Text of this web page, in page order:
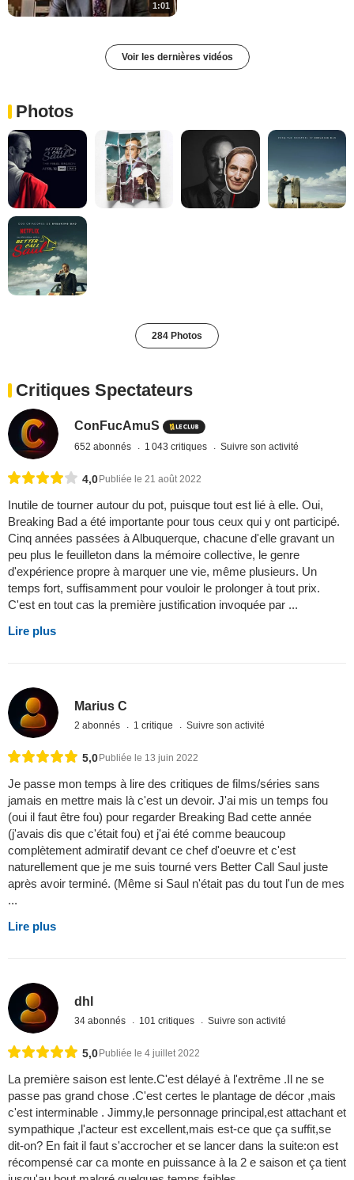
1:01
Voir les dernières vidéos
Photos
284 Photos
Critiques Spectateurs
ConFucAmuS
652 abonnés 1 043 critiques Suivre son activité
4,0 Publiée le 21 août 2022
Inutile de tourner autour du pot, puisque tout est lié à elle. Oui,
Breaking Bad a été importante pour tous ceux qui y ont participé.
Cinq années passées à Albuquerque, chacune d'elle gravant un
peu plus le feuilleton dans la mémoire collective, le genre
d'expérience propre à marquer une vie, même plusieurs. Un
temps fort, suffisamment pour vouloir le prolonger à tout prix.
C'est en tout cas la première justification invoquée par ...
Lire plus
Marius C
2 abonnés 1 critique Suivre son activité
5,0 Publiée le 13 juin 2022
Je passe mon temps à lire des critiques de films/séries sans
jamais en mettre mais là c'est un devoir. J'ai mis un temps fou
(oui il faut être fou) pour regarder Breaking Bad cette année
(j'avais dis que c'était fou) et j'ai été comme beaucoup
complètement admiratif devant ce chef d'oeuvre et c'est
naturellement que je me suis tourné vers Better Call Saul juste
après avoir terminé. (Même si Saul n'était pas du tout l'un de mes
...
Lire plus
dhl
34 abonnés 101 critiques Suivre son activité
5,0 Publiée le 4 juillet 2022
La première saison est lente.C'est délayé à l'extrême .Il ne se
passe pas grand chose .C'est certes le plantage de décor ,mais
c'est interminable . Jimmy,le personnage principal,est attachant et
sympathique ,l'acteur est excellent,mais est-ce que ça suffit,se
dit-on? En fait il faut s'accrocher et se lancer dans la suite:on est
récompensé car ca monte en puissance à la 2 e saison et ça tient